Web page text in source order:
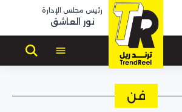
رئيس مجلس الإدارة
نور العاشق
فن